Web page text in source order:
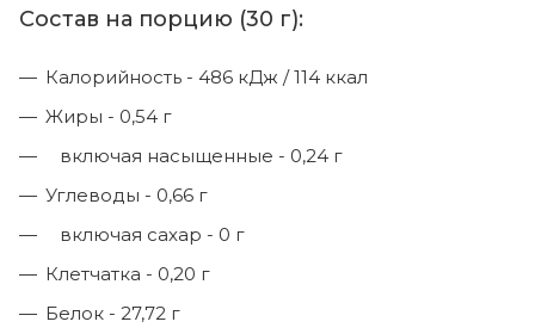
Состав на порцию (30 г):
Калорийность - 486 кДж / 114 ккал
Жиры - 0,54 г
включая насыщенные - 0,24 г
Углеводы - 0,66 г
включая сахар - 0 г
Клетчатка - 0,20 г
Белок - 27,72 г